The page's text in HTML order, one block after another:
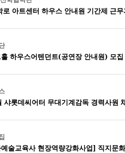
로 아트센터 하우스 안내원 기간제 근
하우스어텐던트(공연장 안내원) 모
샤롯데씨어터 무대기계감독 경력사원
술교육사 현장역량강화사업] 직지문